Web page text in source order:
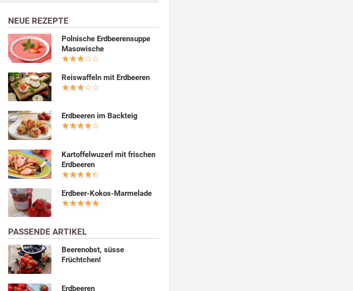
NEUE REZEPTE
Polnische Erdbeerensuppe
Masowische
Reiswaffeln mit Erdbeeren
Erdbeeren im Backteig
Kartoffelwuzerl mit frischen
Erdbeeren
Erdbeer-Kokos-Marmelade
PASSENDE ARTIKEL
Beerenobst, süsse
Früchtchen!
Erdbeeren